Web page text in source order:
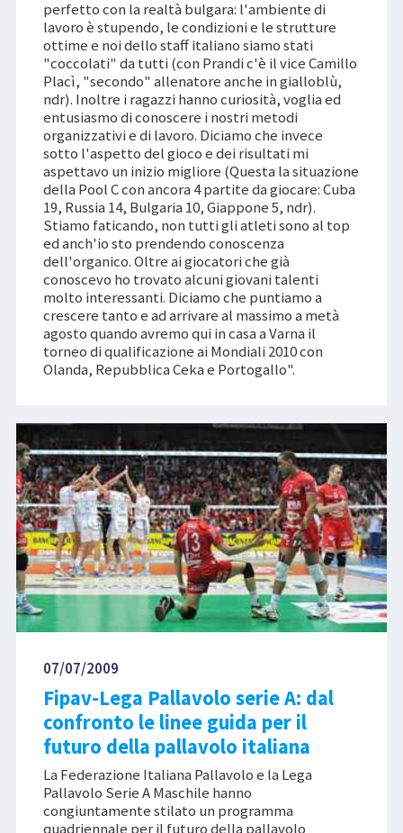
perfetto con la realtà bulgara: l'ambiente di
lavoro è stupendo, le condizioni e le strutture
ottime e noi dello staff italiano siamo stati
"coccolati" da tutti (con Prandi c'è il vice Camillo
Placì, "secondo" allenatore anche in gialloblù,
ndr). Inoltre i ragazzi hanno curiosità, voglia ed
entusiasmo di conoscere i nostri metodi
organizzativi e di lavoro. Diciamo che invece
sotto l'aspetto del gioco e dei risultati mi
aspettavo un inizio migliore (Questa la situazione
della Pool C con ancora 4 partite da giocare: Cuba
19, Russia 14, Bulgaria 10, Giappone 5, ndr).
Stiamo faticando, non tutti gli atleti sono al top
ed anch'io sto prendendo conoscenza
dell'organico. Oltre ai giocatori che già
conoscevo ho trovato alcuni giovani talenti
molto interessanti. Diciamo che puntiamo a
crescere tanto e ad arrivare al massimo a metà
agosto quando avremo qui in casa a Varna il
torneo di qualificazione ai Mondiali 2010 con
Olanda, Repubblica Ceka e Portogallo".
07/07/2009
Fipav-Lega Pallavolo serie A: dal
confronto le linee guida per il
futuro della pallavolo italiana
La Federazione Italiana Pallavolo e la Lega
Pallavolo Serie A Maschile hanno
congiuntamente stilato un programma
quadriennale per il futuro della pallavolo